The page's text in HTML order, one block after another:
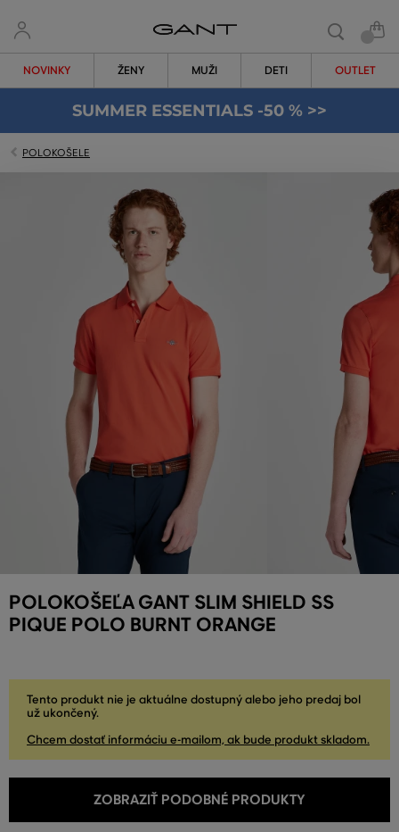
NOVINKY ŽENY MUŽI DETI OUTLET
SUMMER ESSENTIALS -50 % >>
POLOKOŠELE
POLOKOŠEĽA GANT SLIM SHIELD SS
PIQUE POLO BURNT ORANGE
Tento produkt nie je aktuálne dostupný alebo jeho predaj bol
už ukončený.
Chcem dostať informáciu e-mailom, ak bude produkt skladom.
ZOBRAZIŤ PODOBNÉ PRODUKTY